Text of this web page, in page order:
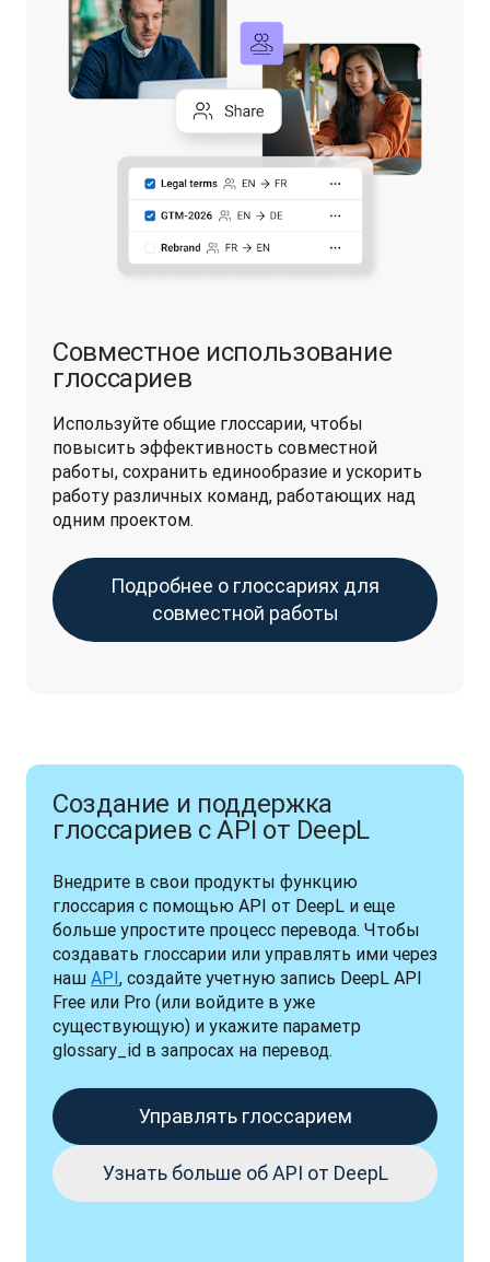
Совместное использование
глоссариев
Используйте общие глоссарии, чтобы
повысить эффективность совместной
работы, сохранить единообразие и ускорить
работу различных команд, работающих над
одним проектом.
Подробнее о глоссариях для
совместной работы
Создание и поддержка
глоссариев с API от DeepL
Внедрите в свои продукты функцию
глоссария с помощью API от DeepL и еще
больше упростите процесс перевода. Чтобы
создавать глоссарии или управлять ими через
наш API, создайте учетную запись DeepL API
Free или Pro (или войдите в уже
существующую) и укажите параметр
glossary_id в запросах на перевод.
Управлять глоссарием
Узнать больше об API от DeepL